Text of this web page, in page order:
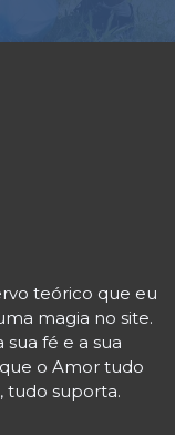
teórico que eu
magia no site.
sua fé e a sua
o Amor tudo
tudo suporta.